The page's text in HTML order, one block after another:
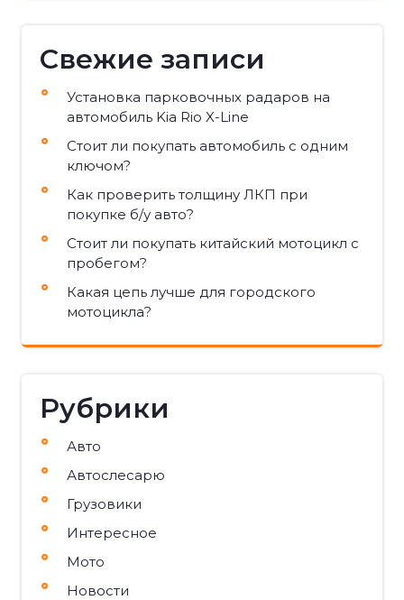
Свежие записи
Установка парковочных радаров на
автомобиль Kia Rio X-Line
Стоит ли покупать автомобиль с одним
ключом?
Как проверить толщину ЛКП при
покупке б/у авто?
Стоит ли покупать китайский мотоцикл с
пробегом?
Какая цепь лучше для городского
мотоцикла?
Рубрики
Авто
Автослесарю
Грузовики
Интересное
Мото
Новости